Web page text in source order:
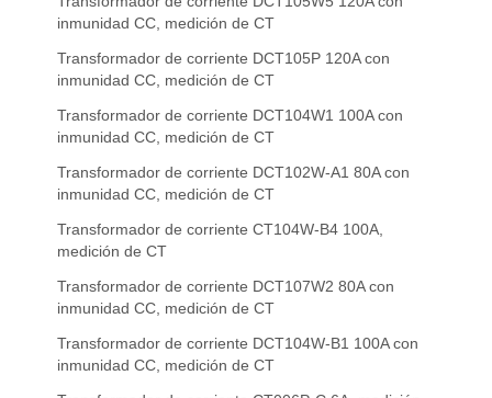
inmunidad CC, medición de CT
Transformador de corriente DCT105P 120A con
inmunidad CC, medición de CT
Transformador de corriente DCT104W1 100A con
inmunidad CC, medición de CT
Transformador de corriente DCT102W-A1 80A con
inmunidad CC, medición de CT
Transformador de corriente CT104W-B4 100A,
medición de CT
Transformador de corriente DCT107W2 80A con
inmunidad CC, medición de CT
Transformador de corriente DCT104W-B1 100A con
inmunidad CC, medición de CT